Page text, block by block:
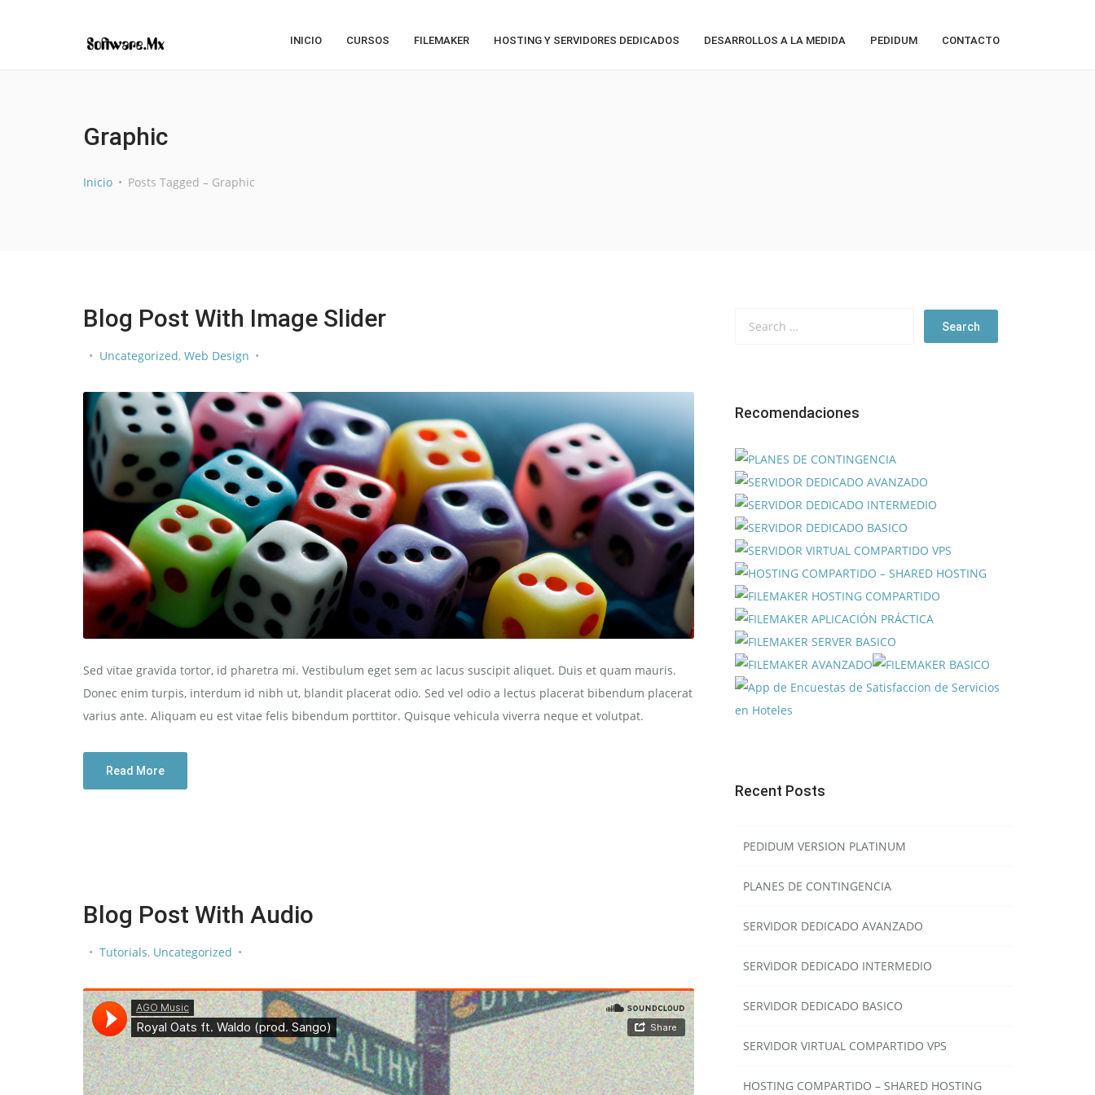
INICIO CURSOS FILEMAKER HOSTING Y SERVIDORES DEDICADOS DESARROLLOS A LA MEDIDA PEDIDUM CONTACTO
Graphic
Inicio Posts Tagged – Graphic
Blog Post With Image Slider
Uncategorized, Web Design
Sed vitae gravida tortor, id pharetra mi. Vestibulum eget sem ac lacus suscipit aliquet. Duis et quam mauris.
Donec enim turpis, interdum id nibh ut, blandit placerat odio. Sed vel odio a lectus placerat bibendum placerat
varius ante. Aliquam eu est vitae felis bibendum porttitor. Quisque vehicula viverra neque et volutpat.
Read More
Blog Post With Audio
Tutorials, Uncategorized
Recomendaciones
Recent Posts
PEDIDUM VERSION PLATINUM
PLANES DE CONTINGENCIA
SERVIDOR DEDICADO AVANZADO
SERVIDOR DEDICADO INTERMEDIO
SERVIDOR DEDICADO BASICO
SERVIDOR VIRTUAL COMPARTIDO VPS
HOSTING COMPARTIDO – SHARED HOSTING